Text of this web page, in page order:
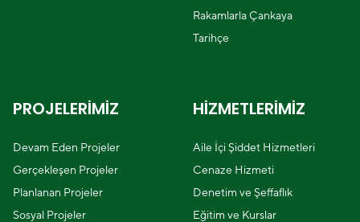
Rakamlarla Çankaya
Tarihçe
PROJELERİMİZ
Devam Eden Projeler
Gerçekleşen Projeler
Planlanan Projeler
Sosyal Projeler
HİZMETLERİMİZ
Aile İçi Şiddet Hizmetleri
Cenaze Hizmeti
Denetim ve Şeffaflık
Eğitim ve Kurslar